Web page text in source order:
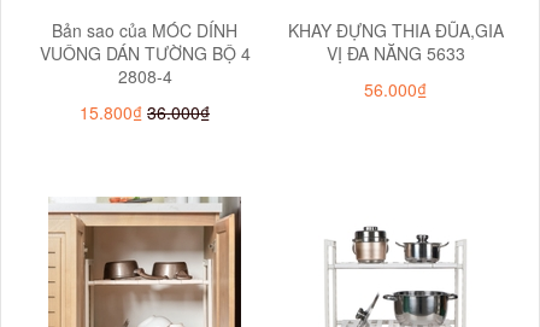
Bản sao của MÓC DÍNH
VUÔNG DÁN TƯỜNG BỘ 4
2808-4
15.800₫ 36.000₫
KHAY ĐỰNG THIA ĐŨA,GIA
VỊ ĐA NĂNG 5633
56.000₫